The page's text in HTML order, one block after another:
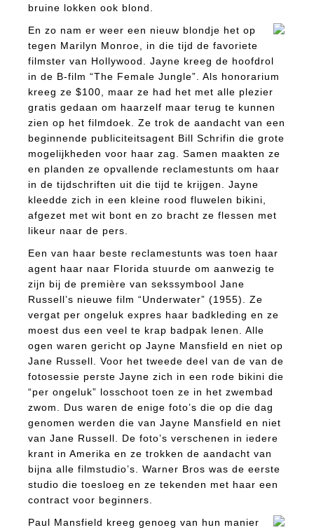
bruine lokken ook blond.
En zo nam er weer een nieuw blondje het op
tegen Marilyn Monroe, in die tijd de favoriete
filmster van Hollywood. Jayne kreeg de hoofdrol
in de B-film “The Female Jungle”. Als honorarium
kreeg ze $100, maar ze had het met alle plezier
gratis gedaan om haarzelf maar terug te kunnen
zien op het filmdoek. Ze trok de aandacht van een
beginnende publiciteitsagent Bill Schrifin die grote
mogelijkheden voor haar zag. Samen maakten ze
en planden ze opvallende reclamestunts om haar
in de tijdschriften uit die tijd te krijgen. Jayne
kleedde zich in een kleine rood fluwelen bikini,
afgezet met wit bont en zo bracht ze flessen met
likeur naar de pers.
Een van haar beste reclamestunts was toen haar
agent haar naar Florida stuurde om aanwezig te
zijn bij de première van sekssymbool Jane
Russell’s nieuwe film “Underwater” (1955). Ze
vergat per ongeluk expres haar badkleding en ze
moest dus een veel te krap badpak lenen. Alle
ogen waren gericht op Jayne Mansfield en niet op
Jane Russell. Voor het tweede deel van de van de
fotosessie perste Jayne zich in een rode bikini die
“per ongeluk” losschoot toen ze in het zwembad
zwom. Dus waren de enige foto’s die op die dag
genomen werden die van Jayne Mansfield en niet
van Jane Russell. De foto’s verschenen in iedere
krant in Amerika en ze trokken de aandacht van
bijna alle filmstudio’s. Warner Bros was de eerste
studio die toesloeg en ze tekenden met haar een
contract voor beginners.
Paul Mansfield kreeg genoeg van hun manier